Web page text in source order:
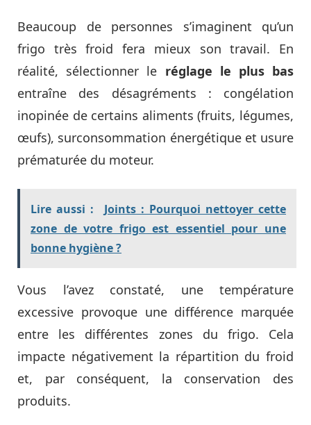
Beaucoup de personnes s’imaginent qu’un
frigo très froid fera mieux son travail. En
réalité, sélectionner le réglage le plus bas
entraîne des désagréments : congélation
inopinée de certains aliments (fruits, légumes,
œufs), surconsommation énergétique et usure
prématurée du moteur.
Lire aussi :
Joints : Pourquoi nettoyer cette
zone de votre frigo est essentiel pour une
bonne hygiène ?
Vous l’avez constaté, une température
excessive provoque une différence marquée
entre les différentes zones du frigo. Cela
impacte négativement la répartition du froid
et, par conséquent, la conservation des
produits.